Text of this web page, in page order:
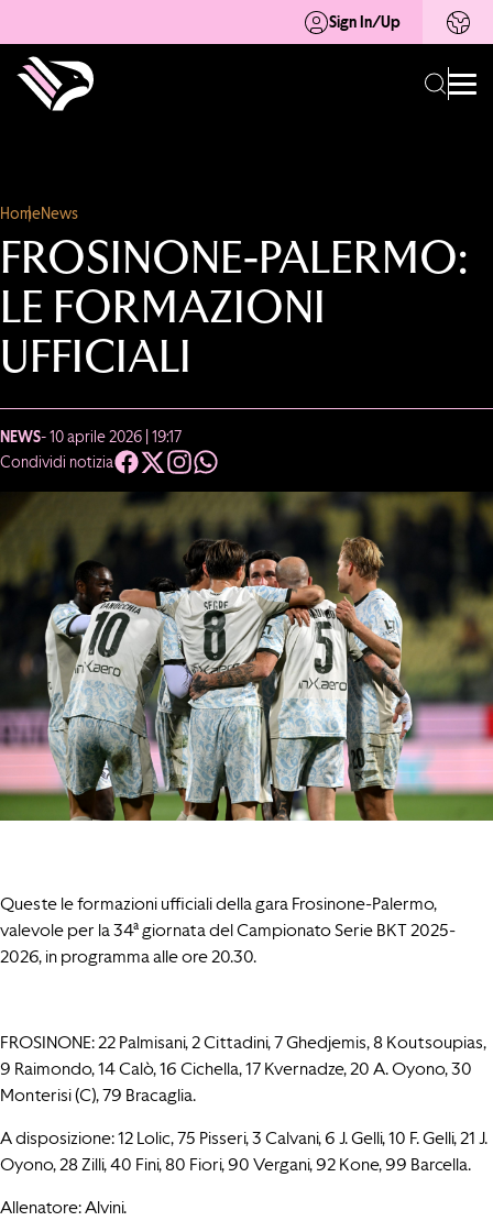
Sign In/Up
HomeNews
FROSINONE-PALERMO:
LE FORMAZIONI
UFFICIALI
NEWS- 10 aprile 2026 | 19:17
Condividi notizia
Queste le formazioni ufficiali della gara Frosinone-Palermo,
valevole per la 34ª giornata del Campionato Serie BKT 2025-
2026, in programma alle ore 20.30.
FROSINONE: 22 Palmisani, 2 Cittadini, 7 Ghedjemis, 8 Koutsoupias,
9 Raimondo, 14 Calò, 16 Cichella, 17 Kvernadze, 20 A. Oyono, 30
Monterisi (C), 79 Bracaglia.
A disposizione: 12 Lolic, 75 Pisseri, 3 Calvani, 6 J. Gelli, 10 F. Gelli, 21 J.
Oyono, 28 Zilli, 40 Fini, 80 Fiori, 90 Vergani, 92 Kone, 99 Barcella.
Allenatore: Alvini.